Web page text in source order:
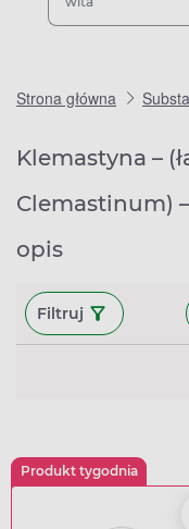
Strona główna
Klemastyna –
Clemastinum)
opis
Filtruj
Produkt tygodnia